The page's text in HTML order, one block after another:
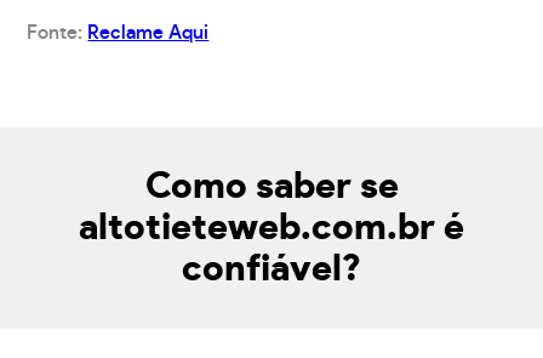
Fonte: Reclame Aqui
Como saber se
altotieteweb.com.br é
confiável?